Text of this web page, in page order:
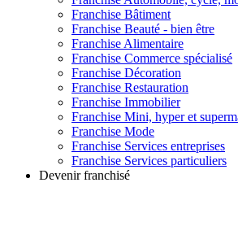
Franchise Bâtiment
Franchise Beauté - bien être
Franchise Alimentaire
Franchise Commerce spécialisé
Franchise Décoration
Franchise Restauration
Franchise Immobilier
Franchise Mini, hyper et
Franchise Mode
Franchise Services entreprises
Franchise Services particuliers
Devenir franchisé